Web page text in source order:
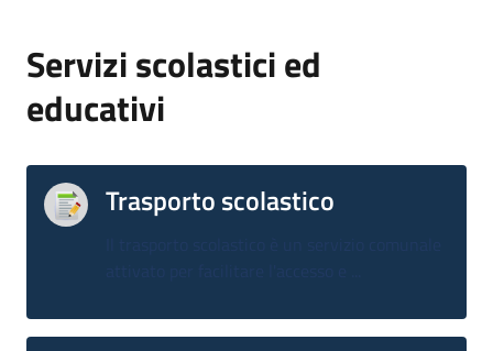
Servizi scolastici ed
educativi
Trasporto scolastico